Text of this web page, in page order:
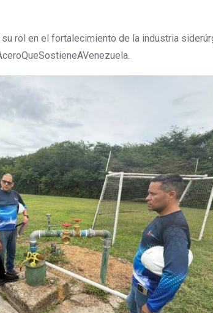
rol en el fortalecimiento de la industria